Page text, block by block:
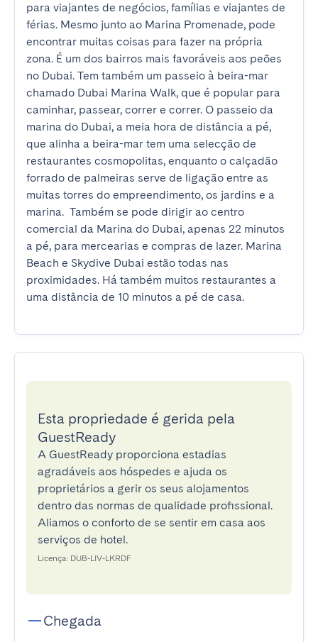
para viajantes de negócios, famílias e viajantes de
férias. Mesmo junto ao Marina Promenade, pode
encontrar muitas coisas para fazer na própria
zona. É um dos bairros mais favoráveis aos peões
no Dubai. Tem também um passeio à beira-mar
chamado Dubai Marina Walk, que é popular para
caminhar, passear, correr e correr. O passeio da
marina do Dubai, a meia hora de distância a pé,
que alinha a beira-mar tem uma selecção de
restaurantes cosmopolitas, enquanto o calçadão
forrado de palmeiras serve de ligação entre as
muitas torres do empreendimento, os jardins e a
marina.  Também se pode dirigir ao centro
comercial da Marina do Dubai, apenas 22 minutos
a pé, para mercearias e compras de lazer. Marina
Beach e Skydive Dubai estão todas nas
proximidades. Há também muitos restaurantes a
uma distância de 10 minutos a pé de casa.
Esta propriedade é gerida pela
GuestReady
A GuestReady proporciona estadias
agradáveis aos hóspedes e ajuda os
proprietários a gerir os seus alojamentos
dentro das normas de qualidade profissional.
Aliamos o conforto de se sentir em casa aos
serviços de hotel.
Licença: DUB-LIV-LKRDF
Chegada